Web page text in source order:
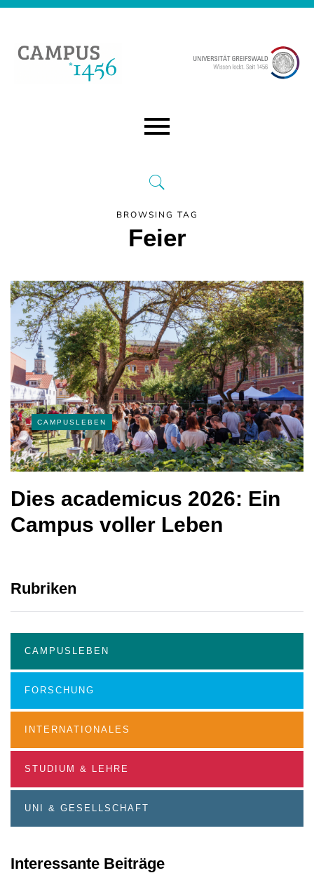
BROWSING TAG
Feier
CAMPUSLEBEN
Dies academicus 2026: Ein
Campus voller Leben
Rubriken
CAMPUSLEBEN
FORSCHUNG
INTERNATIONALES
STUDIUM & LEHRE
UNI & GESELLSCHAFT
Interessante Beiträge